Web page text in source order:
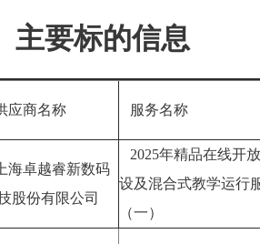
主要标的信息
应商名称 服务名称
海卓越睿新数码
股份有限公司
2025年精品在线开
设及混合式教学运行
（一）